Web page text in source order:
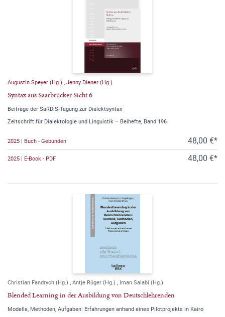
Augustin Speyer (Hg.) , Jenny Diener (Hg.)
Syntax aus Saarbrücker Sicht 6
Beiträge der SaRDiS-Tagung zur Dialektsyntax
Zeitschrift für Dialektologie und Linguistik – Beihefte, Band 196
2025 | Buch - Gebunden 48,00 €*
2025 | E-Book - PDF 48,00 €*
Christian Fandrych (Hg.) , Antje Rüger (Hg.) , Iman Salabi (Hg.)
Blended Learning in der Ausbildung von Deutschlehrenden
Modelle, Methoden, Aufgaben: Erfahrungen anhand eines Pilotprojekts in Kairo